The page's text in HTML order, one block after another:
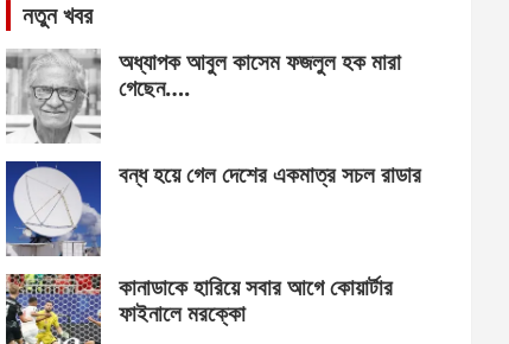
নতুন খবর
অধ্যাপক আবুল কাসেম ফজলুল হক মারা
গেছেন….
বন্ধ হয়ে গেল দেশের একমাত্র সচল রাডার
কানাডাকে হারিয়ে সবার আগে কোয়ার্টার
ফাইনালে মরক্কো